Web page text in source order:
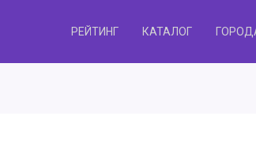
РЕЙТИНГ КАТАЛОГ